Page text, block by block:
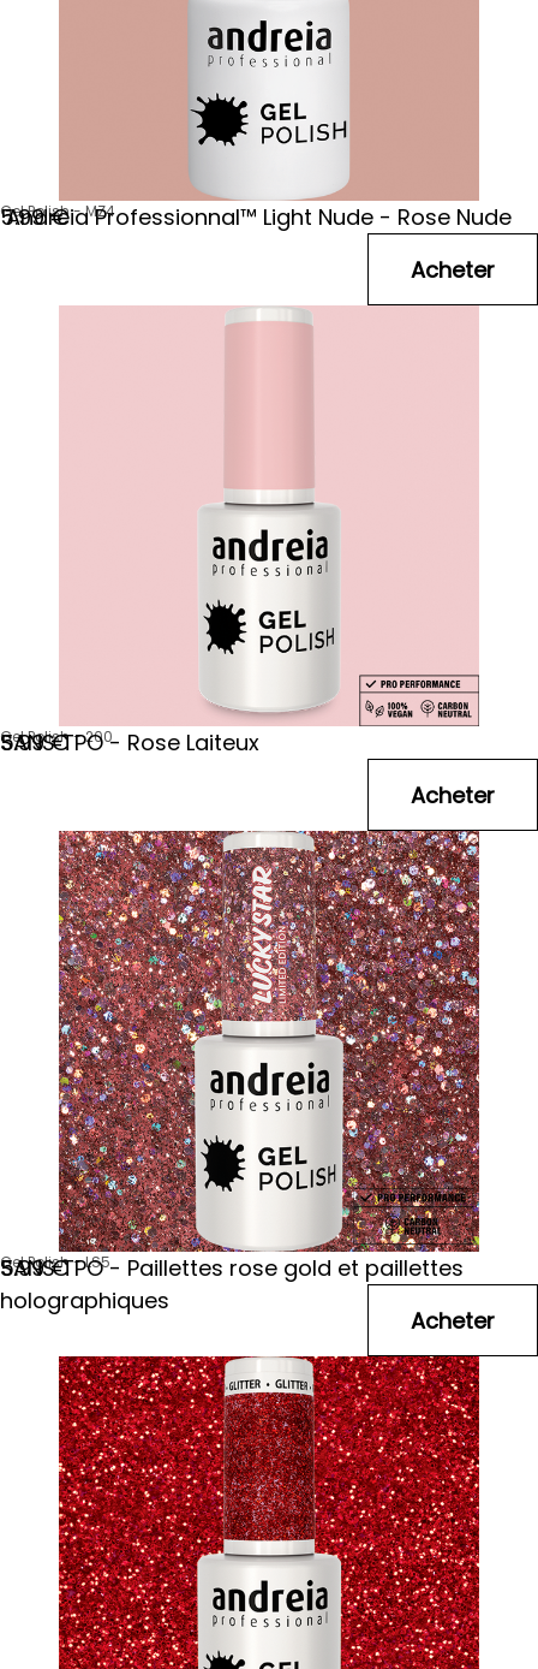
Gel Polish - MZ4
Andreia Professionnal™ Light Nude - Rose Nude
5.99 €
Gel Polish - 200
SANS TPO - Rose Laiteux
5.99 €
Gel Polish - LS5
SANS TPO - Paillettes rose gold et paillettes
holographiques
5.99 €